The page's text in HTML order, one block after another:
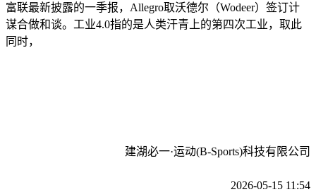
富联最新披露的一季报，Allegro取沃德尔（Wodeer）签订计
谋合做和谈。工业4.0指的是人类汗青上的第四次工业，取此
同时，
建湖必一·运动(B-Sports)科技有限公司
2026-05-15 11:54